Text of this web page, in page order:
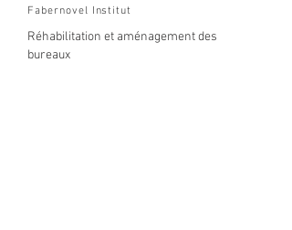
Fabernovel Institut
Réhabilitation et aménagement des
bureaux